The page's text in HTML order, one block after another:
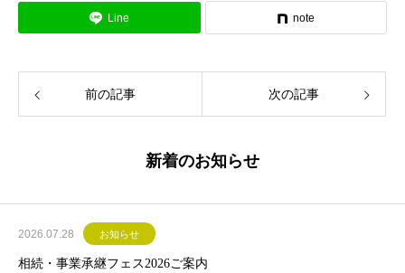
Line note
前の記事 次の記事
新着のお知らせ
2026.07.28 お知らせ
相続・事業承継フェス2026ご案内